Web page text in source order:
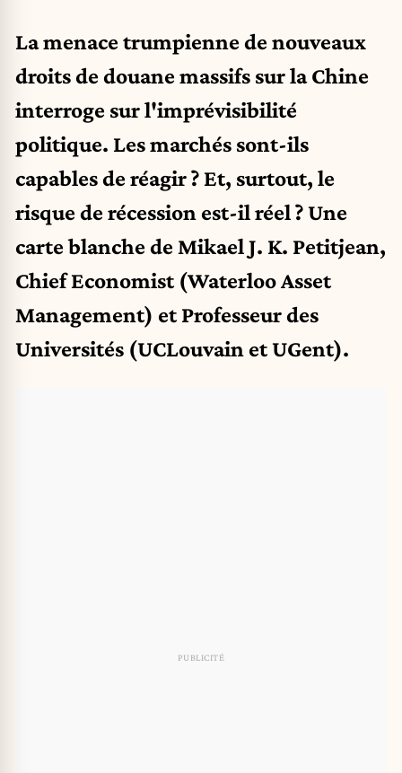
La menace trumpienne de nouveaux
droits de douane massifs sur la Chine
interroge sur l'imprévisibilité
politique. Les marchés sont-ils
capables de réagir ? Et, surtout, le
risque de récession est-il réel ? Une
carte blanche de Mikael J. K. Petitjean,
Chief Economist (Waterloo Asset
Management) et Professeur des
Universités (UCLouvain et UGent).